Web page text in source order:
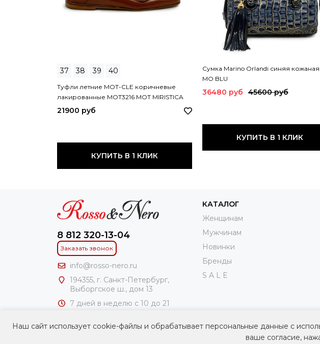
37 38 39 40
Туфли летние MOT-CLE коричневые
лакированные MOT3216 MOT MIRISTICA
21900 руб
КУПИТЬ В 1 КЛИК
Сумка Marino Orlandi синяя кожаная
MO BLU
36480 руб 45600 руб
КУПИТЬ В 1 КЛИК
8 812 320-13-04
Заказать звонок
info@rosso-nero.ru
194355, г. Санкт-Петербург,
Выборгское ш., дом 13
7 дней в неделю с 10 до 21
ИП Чирлин Геннадий Ароновоч
КАТАЛОГ
Женщинам
Мужчинам
Новинки
Бренды
S A L E
Наш сайт использует cookie-файлы и обрабатывает персональные данные с
ваше согласие,